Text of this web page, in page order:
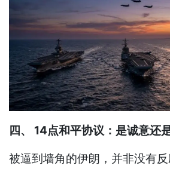
四、 14点和平协议：是诚意还
被逼到墙角的伊朗，并非没有反